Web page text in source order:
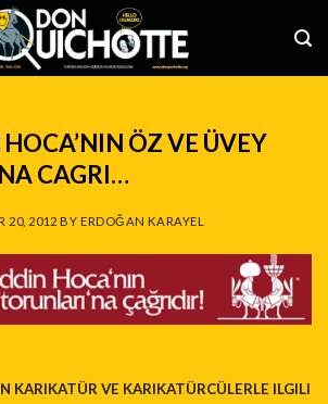
ÖZ VE ÜVEY
CAGRI…
20, 2012 BY ERDOĞAN KARAYEL
KARIKATÜR VE KARIKATÜRCÜLERLE ILGILI